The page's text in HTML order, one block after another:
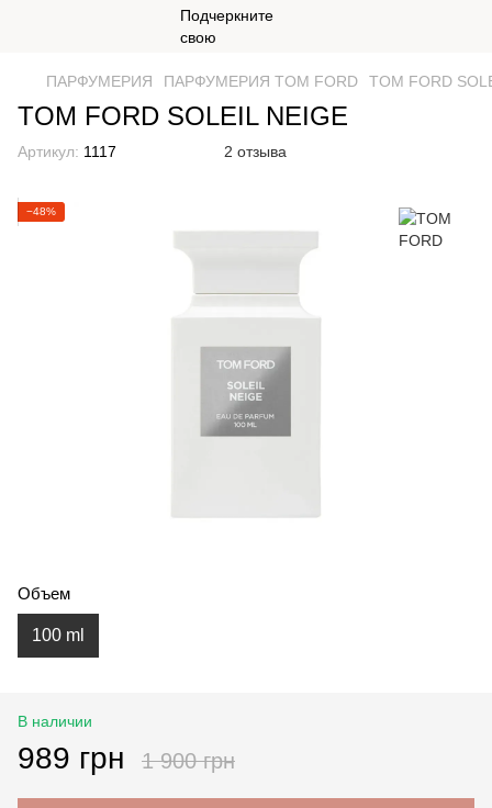
ПАРФУМЕРИЯ ПАРФУМЕРИЯ TOM FORD TOM FORD
TOM FORD SOLEIL NEIGE
Артикул: 1117 2 отзыва
−48%
Объем
100 ml
В наличии
989 грн 1 900 грн